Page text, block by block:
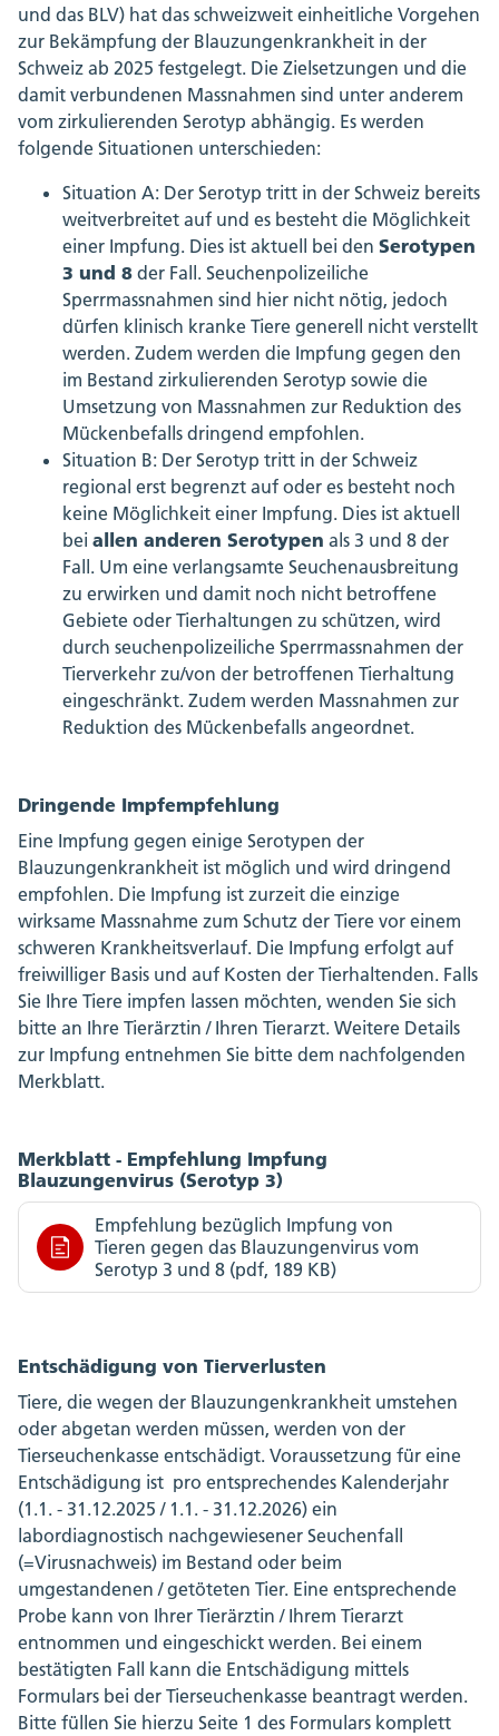
und das BLV) hat das schweizweit einheitliche Vorgehen
zur Bekämpfung der Blauzungenkrankheit in der
Schweiz ab 2025 festgelegt. Die Zielsetzungen und die
damit verbundenen Massnahmen sind unter anderem
vom zirkulierenden Serotyp abhängig. Es werden
folgende Situationen unterschieden:
Situation A: Der Serotyp tritt in der Schweiz bereits
weitverbreitet auf und es besteht die Möglichkeit
einer Impfung. Dies ist aktuell bei den Serotypen
3 und 8 der Fall. Seuchenpolizeiliche
Sperrmassnahmen sind hier nicht nötig, jedoch
dürfen klinisch kranke Tiere generell nicht verstellt
werden. Zudem werden die Impfung gegen den
im Bestand zirkulierenden Serotyp sowie die
Umsetzung von Massnahmen zur Reduktion des
Mückenbefalls dringend empfohlen.
Situation B: Der Serotyp tritt in der Schweiz
regional erst begrenzt auf oder es besteht noch
keine Möglichkeit einer Impfung. Dies ist aktuell
bei allen anderen Serotypen als 3 und 8 der
Fall. Um eine verlangsamte Seuchenausbreitung
zu erwirken und damit noch nicht betroffene
Gebiete oder Tierhaltungen zu schützen, wird
durch seuchenpolizeiliche Sperrmassnahmen der
Tierverkehr zu/von der betroffenen Tierhaltung
eingeschränkt. Zudem werden Massnahmen zur
Reduktion des Mückenbefalls angeordnet.
Dringende Impfempfehlung
Eine Impfung gegen einige Serotypen der
Blauzungenkrankheit ist möglich und wird dringend
empfohlen. Die Impfung ist zurzeit die einzige
wirksame Massnahme zum Schutz der Tiere vor einem
schweren Krankheitsverlauf. Die Impfung erfolgt auf
freiwilliger Basis und auf Kosten der Tierhaltenden. Falls
Sie Ihre Tiere impfen lassen möchten, wenden Sie sich
bitte an Ihre Tierärztin / Ihren Tierarzt. Weitere Details
zur Impfung entnehmen Sie bitte dem nachfolgenden
Merkblatt.
Merkblatt - Empfehlung Impfung
Blauzungenvirus (Serotyp 3)
Empfehlung bezüglich Impfung von
Tieren gegen das Blauzungenvirus vom
Serotyp 3 und 8 (pdf, 189 KB)
Entschädigung von Tierverlusten
Tiere, die wegen der Blauzungenkrankheit umstehen
oder abgetan werden müssen, werden von der
Tierseuchenkasse entschädigt. Voraussetzung für eine
Entschädigung ist pro entsprechendes Kalenderjahr
(1.1. - 31.12.2025 / 1.1. - 31.12.2026) ein
labordiagnostisch nachgewiesener Seuchenfall
(=Virusnachweis) im Bestand oder beim
umgestandenen / getöteten Tier. Eine entsprechende
Probe kann von Ihrer Tierärztin / Ihrem Tierarzt
entnommen und eingeschickt werden. Bei einem
bestätigten Fall kann die Entschädigung mittels
Formulars bei der Tierseuchenkasse beantragt werden.
Bitte füllen Sie hierzu Seite 1 des Formulars komplett